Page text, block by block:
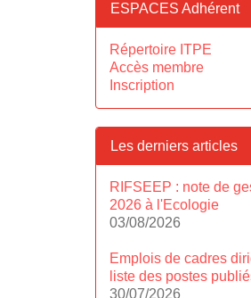
ESPACES Adhérent
Répertoire ITPE
Accès membre
Inscription
Les derniers articles
RIFSEEP : note de
2026 à l'Ecologie
03/08/2026
Emplois de cadres
liste des postes
30/07/2026